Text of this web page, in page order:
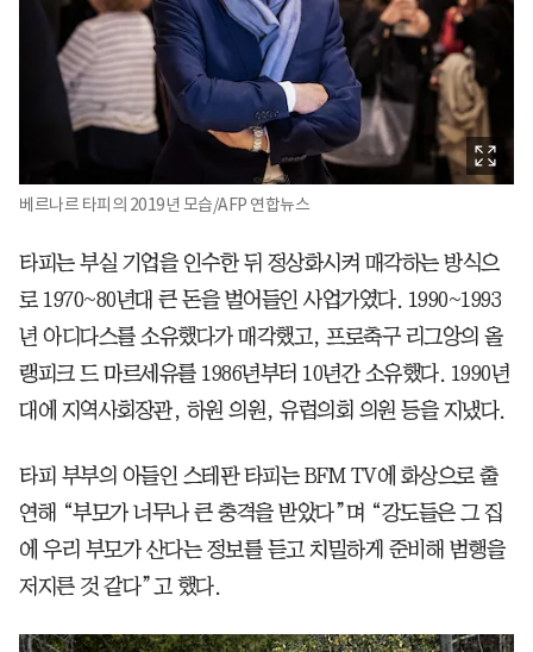
베르나르 타피의 2019년 모습/AFP 연합뉴스
타피는 부실 기업을 인수한 뒤 정상화시켜 매각하는 방식으
로 1970~80년대 큰 돈을 벌어들인 사업가였다. 1990~1993
년 아디다스를 소유했다가 매각했고, 프로축구 리그앙의 올
랭피크 드 마르세유를 1986년부터 10년간 소유했다. 1990년
대에 지역사회장관, 하원 의원, 유럽의회 의원 등을 지냈다.
타피 부부의 아들인 스테판 타피는 BFM TV에 화상으로 출
연해 “부모가 너무나 큰 충격을 받았다”며 “강도들은 그 집
에 우리 부모가 산다는 정보를 듣고 치밀하게 준비해 범행을
저지른 것 같다”고 했다.